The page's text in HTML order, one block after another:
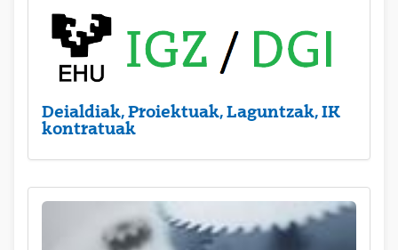
Deialdiak, Proiektuak, Laguntzak, IK
kontratuak